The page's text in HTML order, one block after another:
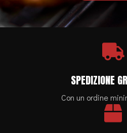

SPEDIZIONE
Con un ordine
